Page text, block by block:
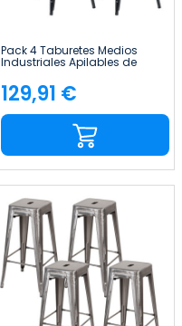
Pack 4 Taburetes Medios
Industriales Apilables de
Acero 43x43x76cm Thinia
Home
Precio
129,91 €